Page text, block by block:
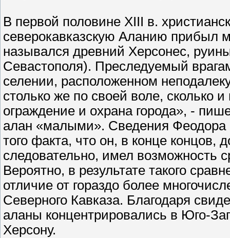
В первой половине XIII в.
северокавказскую Аланию прибыл
назывался древний Херсонес,
Севастополя). Преследуемый
селении, расположенном
столько же по своей воле, сколько
ограждение и охрана города», -
алан «малыми». Сведения Феодора
того факта, что он, в конце концов,
следовательно, имел возможность
Вероятно, в результате такого
отличие от гораздо более
Северного Кавказа. Благодаря
аланы концентрировались в Юго-
Херсону.